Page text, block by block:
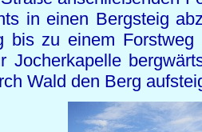
in einen Bergsteig
bis zu einem
Jocherkapelle
Wald den Berg